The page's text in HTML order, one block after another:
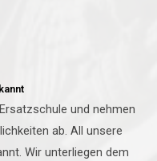
und nehmen
ab. All unsere
Wir unterliegen dem